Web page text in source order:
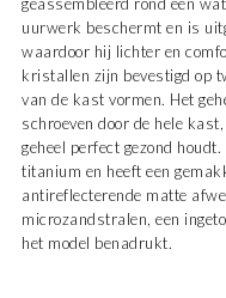
geassembleerd rond een
uurwerk beschermt en is
waardoor hij lichter en
kristallen zijn bevestigd op
van de kast vormen. Het
schroeven door de hele
geheel perfect gezond
titanium en heeft een
antireflecterende matte
microzandstralen, een
het model benadrukt.